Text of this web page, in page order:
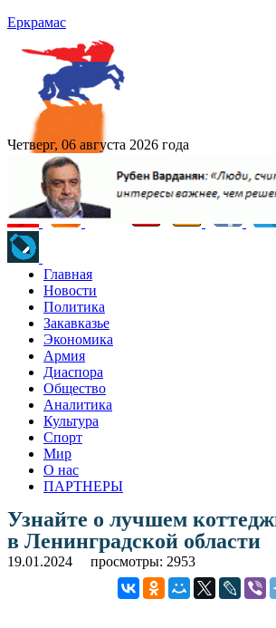
Еркрамас
Четверг, 06 августа 2026 года
Главная
Новости
Политика
Закавказье
Экономика
Армия
Диаспора
Общество
Аналитика
Культура
Спорт
Мир
О нас
ПАРТНЕРЫ
Узнайте о лучшем
в Ленинградской области
19.01.2024 просмотры: 2953